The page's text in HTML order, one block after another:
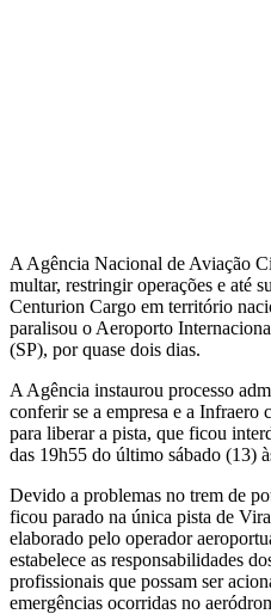
A Agência Nacional de Aviação
multar, restringir operações e até
Centurion Cargo em território
paralisou o Aeroporto
(SP), por quase dois dias.
A Agência instaurou processo
conferir se a empresa e a Infraero
para liberar a pista, que ficou
das 19h55 do último sábado (13)
Devido a problemas no trem de
ficou parado na única pista de
elaborado pelo operador
estabelece as responsabilidades
profissionais que possam ser
emergências ocorridas no